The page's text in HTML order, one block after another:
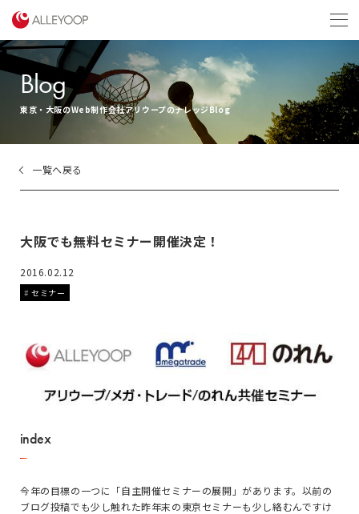
Blog
東京・大阪のWeb制作会社アリウープのナレッジBlog
一覧へ戻る
大阪でも無料セミナー開催決定！
2016.02.12
セミナー
index
今年の目標の一つに「自主開催セミナーの展開」があります。以前の
ブログ投稿でも少し触れた昨年末の東京セミナーも少し絡むんですけ